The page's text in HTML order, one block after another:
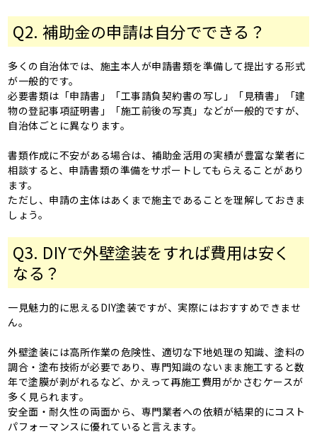
Q2. 補助金の申請は自分でできる？
多くの自治体では、施主本人が申請書類を準備して提出する形式
が一般的です。
必要書類は「申請書」「工事請負契約書の写し」「見積書」「建
物の登記事項証明書」「施工前後の写真」などが一般的ですが、
自治体ごとに異なります。
書類作成に不安がある場合は、補助金活用の実績が豊富な業者に
相談すると、申請書類の準備をサポートしてもらえることがあり
ます。
ただし、申請の主体はあくまで施主であることを理解しておきま
しょう。
Q3. DIYで外壁塗装をすれば費用は安く
なる？
一見魅力的に思えるDIY塗装ですが、実際にはおすすめできませ
ん。
外壁塗装には高所作業の危険性、適切な下地処理の知識、塗料の
調合・塗布技術が必要であり、専門知識のないまま施工すると数
年で塗膜が剥がれるなど、かえって再施工費用がかさむケースが
多く見られます。
安全面・耐久性の両面から、専門業者への依頼が結果的にコスト
パフォーマンスに優れていると言えます。